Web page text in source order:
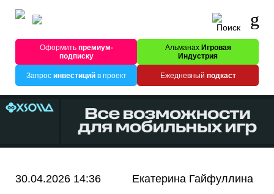
Оформитьпремиум-
подписку
Альманах Игровая
Индустрия
Запрос инвестицийв проект Ежедневный подкаст
30.04.2026 14:36 Екатерина Гайфуллина